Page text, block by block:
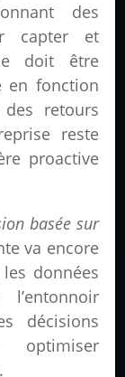
des
capter et
doit être
en fonction
retours
reste
proactive
basée sur
va encore
données
décisions
optimiser